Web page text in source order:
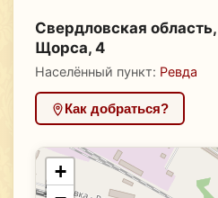
Свердловская
Щорса, 4
Населённый пункт: Ревда
Как добраться?
+